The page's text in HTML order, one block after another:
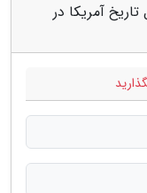
آمریکا در